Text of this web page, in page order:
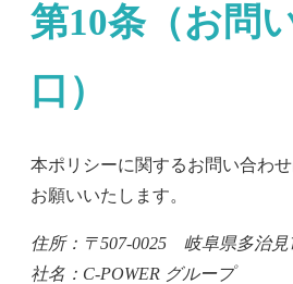
第10条（お問
口）
本ポリシーに関するお問い合わ
お願いいたします。
住所：〒507-0025 岐阜県多治見
社名：C-POWER グループ